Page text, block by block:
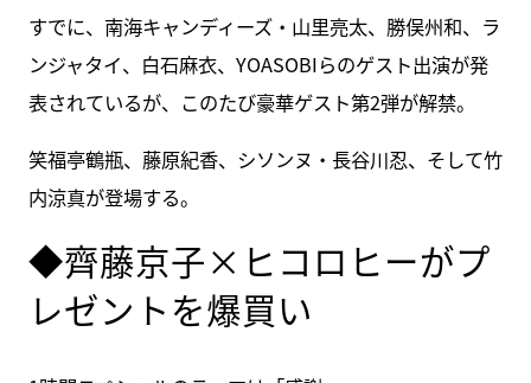
すでに、南海キャンディーズ・山里亮太、勝俣州和、ラ
ンジャタイ、白石麻衣、YOASOBIらのゲスト出演が発
表されているが、このたび豪華ゲスト第2弾が解禁。
笑福亭鶴瓶、藤原紀香、シソンヌ・長谷川忍、そして竹
内涼真が登場する。
◆齊藤京子×ヒコロヒーがプ
レゼントを爆買い